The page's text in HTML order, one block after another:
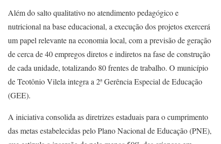
Além do salto qualitativo no atendimento pedagógico e
nutricional na base educacional, a execução dos projetos exercerá
um papel relevante na economia local, com a previsão de geração
de cerca de 40 empregos diretos e indiretos na fase de construção
de cada unidade, totalizando 80 frentes de trabalho. O município
de Teotônio Vilela integra a 2ª Gerência Especial de Educação
(GEE).
A iniciativa consolida as diretrizes estaduais para o cumprimento
das metas estabelecidas pelo Plano Nacional de Educação (PNE),